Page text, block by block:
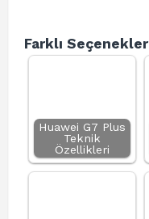
Farklı Seçenekler
Huawei G7 Plus
Teknik
Özellikleri